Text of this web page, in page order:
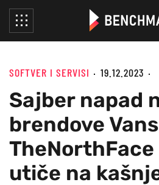
SOFTVER I SERVISI 19.12.2023
Sajber napad
brendove
utiče na